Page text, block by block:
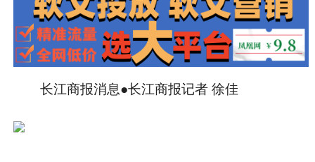
长江商报消息●长江商报记者 徐佳